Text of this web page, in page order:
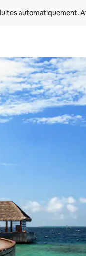
automatiquement.
les parcourir ou en